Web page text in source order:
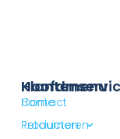
Contact
Retourneren
Hoofdmenu
Home
Producten